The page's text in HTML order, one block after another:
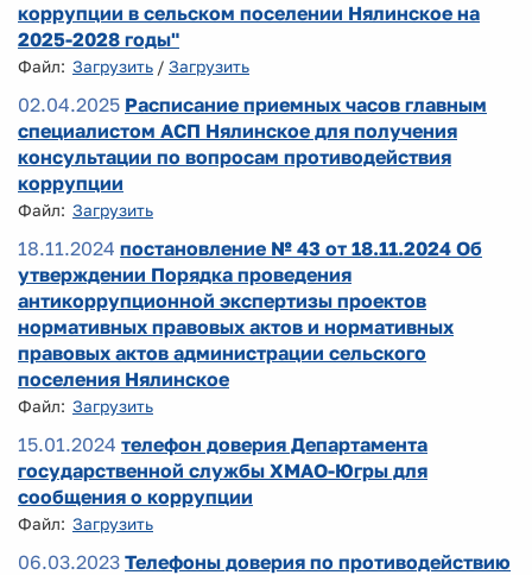
коррупции в сельском поселении Нялинское на
2025-2028 годы"
Файл: Загрузить / Загрузить
02.04.2025 Расписание приемных часов главным
специалистом АСП Нялинское для получения
консультации по вопросам противодействия
коррупции
Файл: Загрузить
18.11.2024 постановление № 43 от 18.11.2024 Об
утверждении Порядка проведения
антикоррупционной экспертизы проектов
нормативных правовых актов и нормативных
правовых актов администрации сельского
поселения Нялинское
Файл: Загрузить
15.01.2024 телефон доверия Департамента
государственной службы ХМАО-Югры для
сообщения о коррупции
Файл: Загрузить
06.03.2023 Телефоны доверия по противодействию